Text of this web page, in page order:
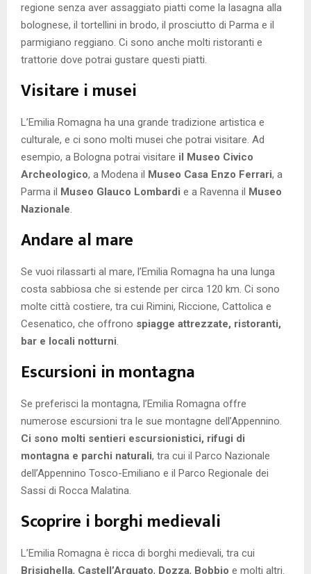
regione senza aver assaggiato piatti come la lasagna alla
bolognese, il tortellini in brodo, il prosciutto di Parma e il
parmigiano reggiano. Ci sono anche molti ristoranti e
trattorie dove potrai gustare questi piatti.
Visitare i musei
L’Emilia Romagna ha una grande tradizione artistica e
culturale, e ci sono molti musei che potrai visitare. Ad
esempio, a Bologna potrai visitare il Museo Civico
Archeologico, a Modena il Museo Casa Enzo Ferrari, a
Parma il Museo Glauco Lombardi e a Ravenna il Museo
Nazionale.
Andare al mare
Se vuoi rilassarti al mare, l’Emilia Romagna ha una lunga
costa sabbiosa che si estende per circa 120 km. Ci sono
molte città costiere, tra cui Rimini, Riccione, Cattolica e
Cesenatico, che offrono spiagge attrezzate, ristoranti,
bar e locali notturni.
Escursioni in montagna
Se preferisci la montagna, l’Emilia Romagna offre
numerose escursioni tra le sue montagne dell’Appennino.
Ci sono molti sentieri escursionistici, rifugi di
montagna e parchi naturali, tra cui il Parco Nazionale
dell’Appennino Tosco-Emiliano e il Parco Regionale dei
Sassi di Rocca Malatina.
Scoprire i borghi medievali
L’Emilia Romagna è ricca di borghi medievali, tra cui
Brisighella, Castell’Arquato, Dozza, Bobbio e molti altri.